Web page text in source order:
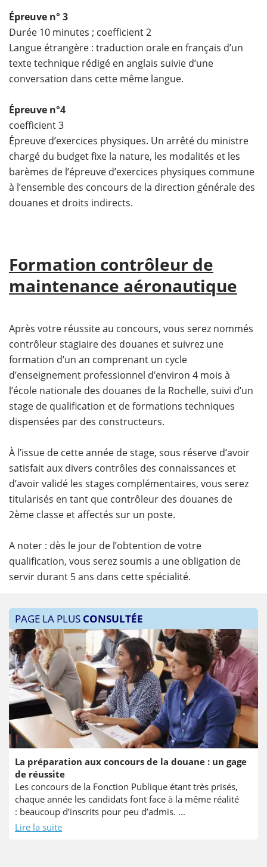
Épreuve n° 3
Durée 10 minutes ; coefficient 2
Langue étrangère : traduction orale en français d’un
texte technique rédigé en anglais suivie d’une
conversation dans cette même langue.
Épreuve n°4
coefficient 3
Épreuve d’exercices physiques. Un arrêté du ministre
chargé du budget fixe la nature, les modalités et les
barèmes de l’épreuve d’exercices physiques commune
à l’ensemble des concours de la direction générale des
douanes et droits indirects.
Formation contrôleur de
maintenance aéronautique
Après votre réussite au concours, vous serez nommés
contrôleur stagiaire des douanes et suivrez une
formation d’un an comprenant un cycle
d’enseignement professionnel d’environ 4 mois à
l’école nationale des douanes de la Rochelle, suivi d’un
stage de qualification et de formations techniques
dispensées par des constructeurs.
À l’issue de cette année de stage, sous réserve d’avoir
satisfait aux divers contrôles des connaissances et
d’avoir validé les stages complémentaires, vous serez
titularisés en tant que contrôleur des douanes de
2ème classe et affectés sur un poste.
A noter : dès le jour de l’obtention de votre
qualification, vous serez soumis a une obligation de
servir durant 5 ans dans cette spécialité.
PAGE LA PLUS CONSULTÉE
La préparation aux concours de la douane : un gage
de réussite
Les concours de la Fonction Publique étant très prisés,
chaque année les candidats font face à la même réalité
: beaucoup d’inscrits pour peu d’admis. ...
Lire la suite